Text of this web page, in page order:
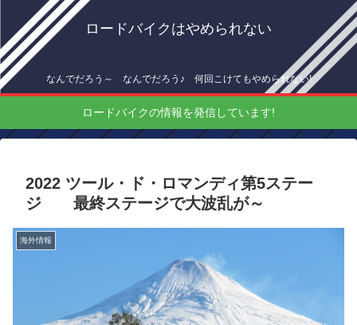
ロードバイクはやめられない
なんでだろう～ なんでだろう♪ 何回こけてもやめられない!
ロードバイクの情報を発信しています!
2022 ツール・ド・ロマンディ第5ステー
ジ 最終ステージで大波乱が～
海外情報